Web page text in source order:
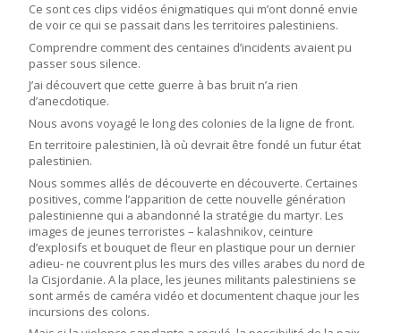
Ce sont ces clips vidéos énigmatiques qui m’ont donné envie
de voir ce qui se passait dans les territoires palestiniens.
Comprendre comment des centaines d’incidents avaient pu
passer sous silence.
J’ai découvert que cette guerre à bas bruit n’a rien
d’anecdotique.
Nous avons voyagé le long des colonies de la ligne de front.
En territoire palestinien, là où devrait être fondé un futur état
palestinien.
Nous sommes allés de découverte en découverte. Certaines
positives, comme l’apparition de cette nouvelle génération
palestinienne qui a abandonné la stratégie du martyr. Les
images de jeunes terroristes – kalashnikov, ceinture
d’explosifs et bouquet de fleur en plastique pour un dernier
adieu- ne couvrent plus les murs des villes arabes du nord de
la Cisjordanie. A la place, les jeunes militants palestiniens se
sont armés de caméra vidéo et documentent chaque jour les
incursions des colons.